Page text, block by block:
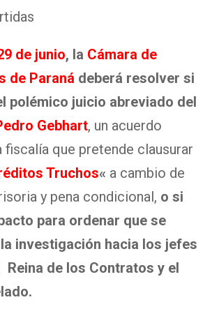
de junio, la Cámara de
de Paraná deberá resolver si
polémico juicio abreviado del
Gebhart, un acuerdo
fiscalía que pretende clausurar
Truchos« a cambio de
y pena condicional, o si
para ordenar que se
investigación hacia los jefes
de los Contratos y el